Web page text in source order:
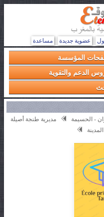
عضوية جديدة مساعدة
المؤسسة
الدعم والتقوية
- الحسيمة
مديرية طنجة أصيلة